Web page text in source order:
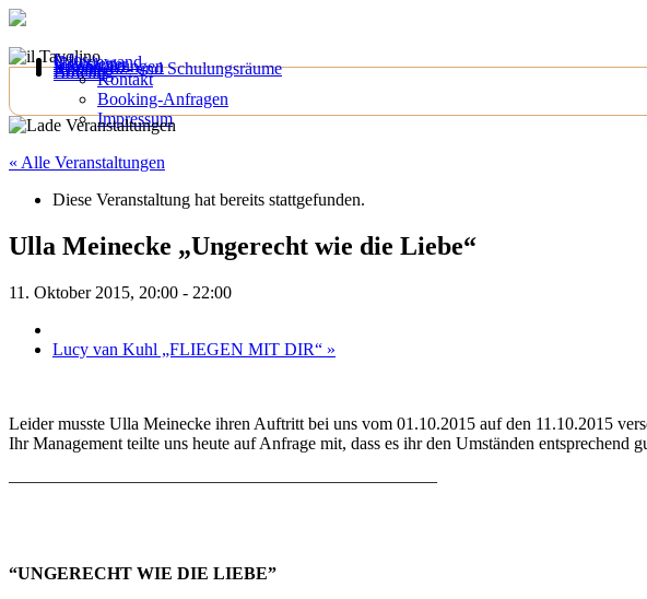
Bowling
Anfahrt
Konferenz- und Schulungsräume
Veranstaltungen
Newsletter
Galeriewand
Infos
Kontakt
Booking-Anfragen
Impressum
« Alle Veranstaltungen
Diese Veranstaltung hat bereits stattgefunden.
Ulla Meinecke „Ungerecht wie die Liebe“
11. Oktober 2015, 20:00 - 22:00
Lucy van Kuhl „FLIEGEN MIT DIR“ »
Leider musste Ulla Meinecke ihren Auftritt bei uns vom 01.10.2015 auf den 11.10.2015
Ihr Management teilte uns heute auf Anfrage mit, dass es ihr den Umständen entsprechend
————————————————————————–
“UNGERECHT WIE DIE LIEBE”